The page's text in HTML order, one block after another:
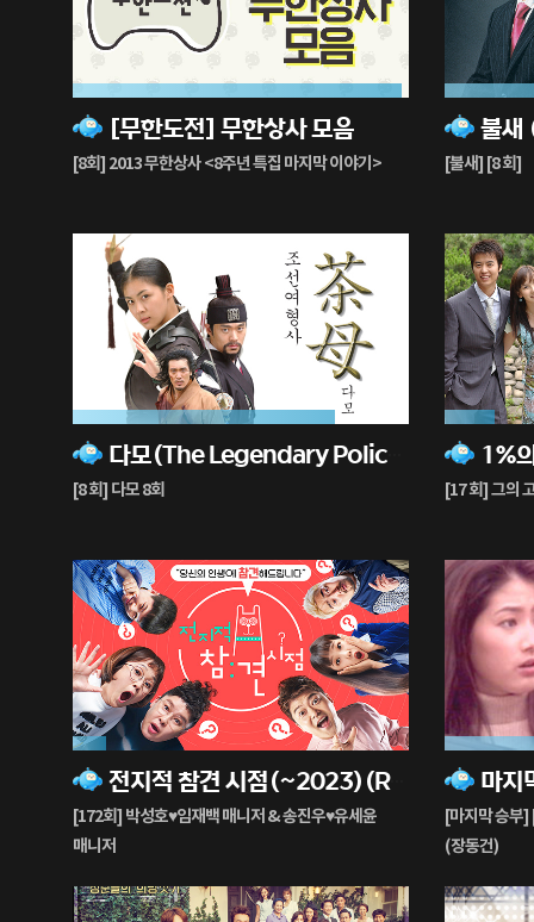
[무한도전] 무한상사 모음
[8회] 2013 무한상사 <8주년 특집 마지막 이야기>
98%
재
생
불
[불새] [8 회]
73%
재
생
[8 회] 다모 8회
78%
재
생
[17 회] 그의
15%
재
생
[172회] 박성호♥임재백 매니저 & 송진우♥유세윤
매니저
10%
재
생
중
마지
[마지막 승부
(장동건)
60%
재
생
중